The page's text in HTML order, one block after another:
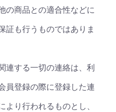
の商品との適合性などに
証も行うものではありま
連する一切の連絡は、利
員登録の際に登録した連
より行われるものとし、